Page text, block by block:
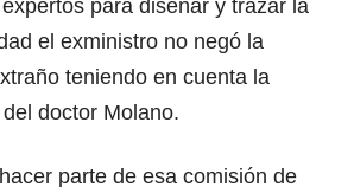
para diseñar y trazar la
el exministro no negó la
teniendo en cuenta la
doctor Molano.
parte de esa comisión de